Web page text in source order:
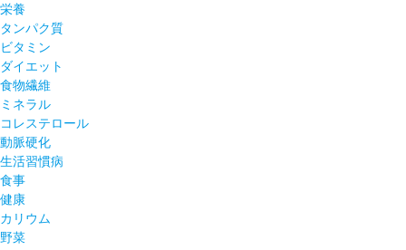
栄養
タンパク質
ビタミン
ダイエット
食物繊維
ミネラル
コレステロール
動脈硬化
生活習慣病
食事
健康
カリウム
野菜